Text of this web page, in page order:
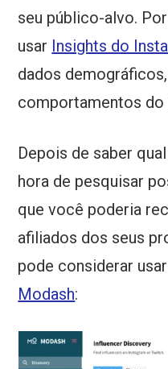
seu público-alvo.
usar Insights do
dados
comportamentos do
Depois de saber
hora de pesquisar
que você poderia
afiliados dos seus
pode considerar
Modash: